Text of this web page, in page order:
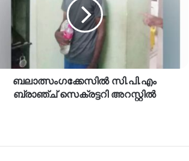
ബലാത്സംഗക്കേസിൽ സി.പി.എം
ബ്രാഞ്ച് സെക്രട്ടറി അറസ്റ്റിൽ